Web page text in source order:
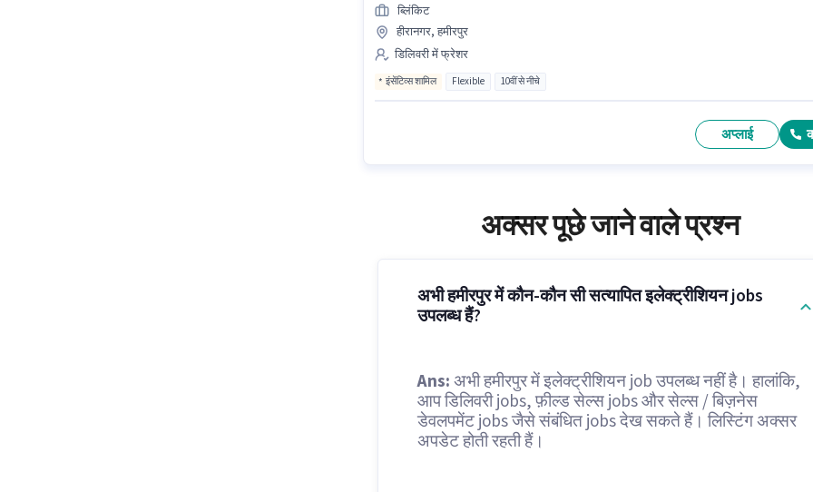
ब्लिंकिट
हीरानगर, हमीरपुर
डिलिवरी में फ्रेशर
इंसेंटिव्स शामिल Flexible 10वीं से नीचे
अप्लाई
अक्सर पूछे जाने वाले प्रश्न
अभी हमीरपुर में कौन-कौन सी सत्यापित इलेक्ट्रीशियन jobs
उपलब्ध हैं?
Ans:अभी हमीरपुर में इलेक्ट्रीशियन job उपलब्ध नहीं है। हालांकि,
आप डिलिवरी jobs, फ़ील्ड सेल्स jobs और सेल्स / बिज़नेस
डेवलपमेंट jobs जैसे संबंधित jobs देख सकते हैं। लिस्टिंग अक्सर
अपडेट होती रहती हैं।